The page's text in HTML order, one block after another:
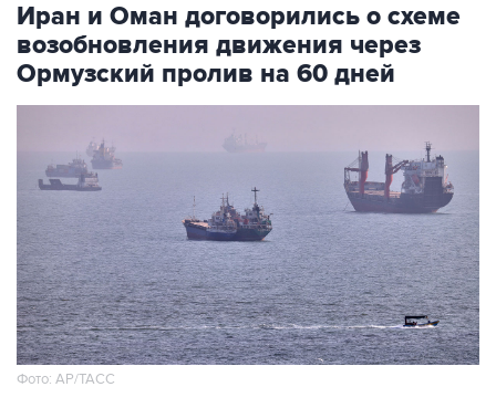
Иран и Оман договорились о схеме
возобновления движения через
Ормузский пролив на 60 дней
Фото: AP/ТАСС